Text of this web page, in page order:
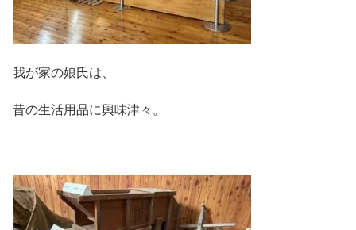
我が家の娘氏は、
昔の生活用品に興味津々。